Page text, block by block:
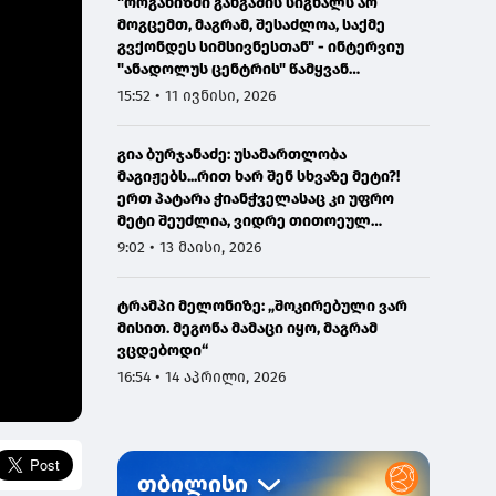
მოგცემთ, მაგრამ, შესაძლოა, საქმე
გვქონდეს სიმსივნესთან" - ინტერვიუ
"ანადოლუს ცენტრის" წამყვან
ონკოლოგთან
15:52 • 11 ივნისი, 2026
გია ბურჯანაძე: უსამართლობა
მაგიჟებს...რით ხარ შენ სხვაზე მეტი?!
ერთ პატარა ჭიანჭველასაც კი უფრო
მეტი შეუძლია, ვიდრე თითოეულ
ჩვენგანს...
9:02 • 13 მაისი, 2026
ტრამპი მელონიზე: „შოკირებული ვარ
მისით. მეგონა მამაცი იყო, მაგრამ
ვცდებოდი“
16:54 • 14 აპრილი, 2026